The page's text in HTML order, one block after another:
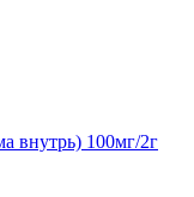
внутрь) 100мг/2г